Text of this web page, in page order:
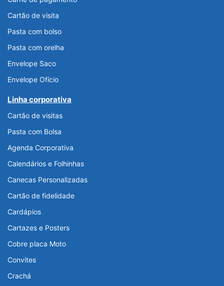
Cartão de visita
Pasta com bolso
Pasta com orelha
Envelope Saco
Envelope Ofício
Linha corporativa
Cartão de visitas
Pasta com Bolsa
Agenda Corporativa
Calendários e Folhinhas
Canecas Personalizadas
Cartão de fidelidade
Cardápios
Cartazes e Posters
Cobre placa Moto
Convites
Crachá